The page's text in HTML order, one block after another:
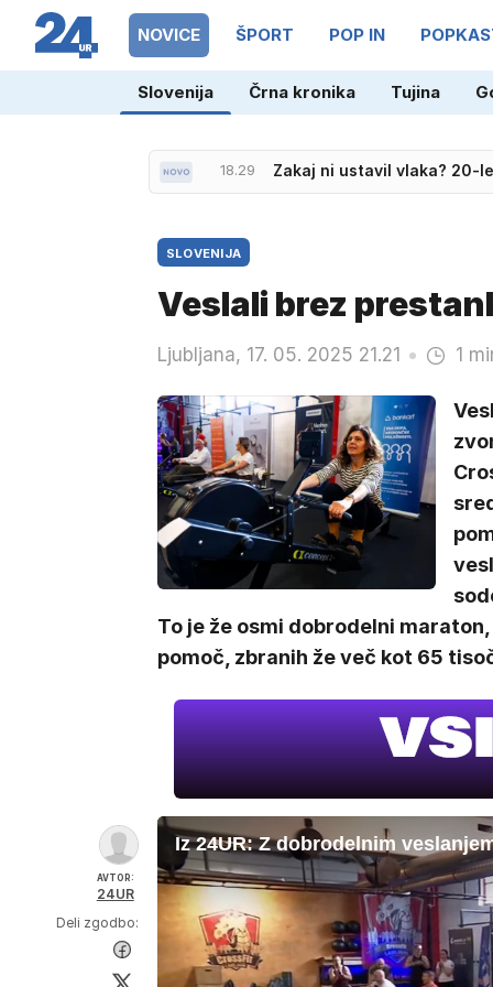
NOVICE ŠPORT POP IN
Slovenija Črna kronika Tujina
18.29 Zakaj ni ustavil vlaka? 20-
SLOVENIJA
Veslali brez
Ljubljana, 17. 05. 2025 21.21 1
To je že osmi dobrodelni
pomoč, zbranih že več kot 65
AVTOR:
24UR
Deli zgodbo:
Iz 24UR: Z dobrodelnim